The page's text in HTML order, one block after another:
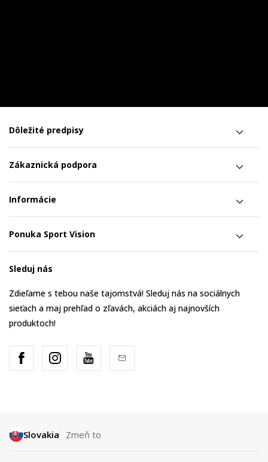
Dôležité predpisy
Zákaznická podpora
Informácie
Ponuka Sport Vision
Sleduj nás
Zdieľame s tebou naše tajomstvá! Sleduj nás na sociálnych
sieťach a maj prehľad o zľavách, akciách aj najnovších
produktoch!
Slovakia Zmeň to